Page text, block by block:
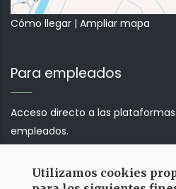
Cómo llegar | Ampliar mapa
Para empleados
Acceso directo a las
empleados.
Correo web
Utilizamos cookies